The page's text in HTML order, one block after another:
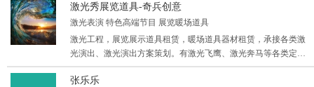
激光秀展览道具-奇兵创意
激光表演 特色高端节目 展览暖场道具
激光工程，展览展示道具租赁，暖场道具器材租赁，承接各类激
光演出、激光演出方案策划。有激光飞鹰、激光奔马等各类定制
激光秀，有水幕激光、山体激光、楼体激光
张乐乐